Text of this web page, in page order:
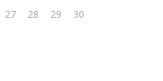
27 28 29 30